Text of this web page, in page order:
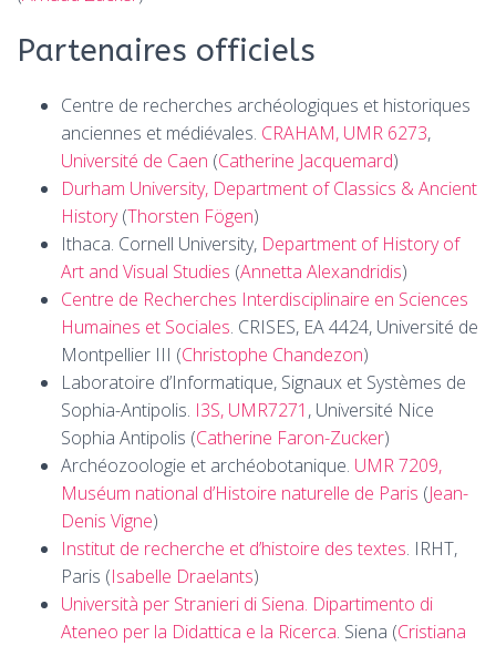
Partenaires officiels
Centre de recherches archéologiques et historiques
anciennes et médiévales. CRAHAM, UMR 6273,
Université de Caen (Catherine Jacquemard)
Durham University, Department of Classics & Ancient
History(Thorsten Fögen)
Ithaca. Cornell University, Department of History of
Art and Visual Studies (Annetta Alexandridis)
Centre de Recherches Interdisciplinaire en Sciences
Humaines et Sociales. CRISES, EA 4424, Université de
Montpellier III (Christophe Chandezon)
Laboratoire d’Informatique, Signaux et Systèmes de
Sophia-Antipolis. I3S, UMR7271 , Université Nice
Sophia Antipolis (Catherine Faron-Zucker)
Archéozoologie et archéobotanique. UMR 7209,
Muséum national d’Histoire naturelle de Paris (Jean-
Denis Vigne)
Institut de recherche et d’histoire des textes. IRHT,
Paris (Isabelle Draelants)
Università per Stranieri di Siena. Dipartimento di
Ateneo per la Didattica e la Ricerca. Siena (Cristiana